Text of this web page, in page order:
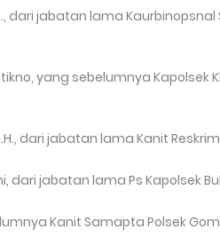
dari jabatan lama
yang sebelumnya
dari jabatan lama Kanit
dari jabatan lama Ps Kapolsek
Kanit Samapta Polsek